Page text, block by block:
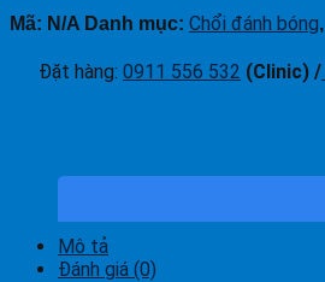
Mã: N/A Danh mục: Chổi đánh bóng,
Đặt hàng: 0911 556 532 (Clinic) /
Mô tả
Đánh giá (0)